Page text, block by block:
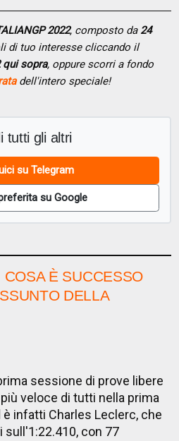
2022, composto da 24
di tuo interesse cliccando il
qui sopra, oppure scorri a fondo
dell'intero speciale!
tutti gli altri
su Telegram
su Google
È SUCCESSO
DELLA
sessione di prove libere
veloce di tutti nella prima
infatti Charles Leclerc, che
con 77